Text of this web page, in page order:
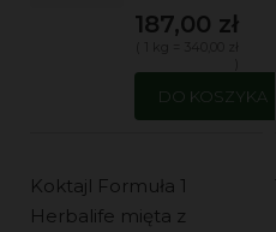
187,00 zł
DO KOSZYKA
Koktajl Formuła 1
Herbalife mięta z